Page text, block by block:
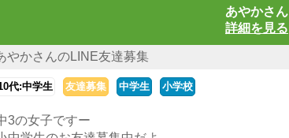
あやかさん
詳細を見る
やかさんのLINE友達募集
代:中学生 友達募集 中学生 小学校
3の女子ですー